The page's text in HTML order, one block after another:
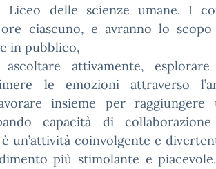
Liceo delle scienze umane. I
ciascuno, e avranno lo
in pubblico,
attivamente,
le emozioni attraverso
insieme per raggiungere
capacità di
un’attività coinvolgente e
più stimolante e